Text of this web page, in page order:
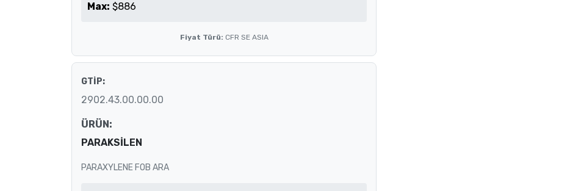
Max: $886
Fiyat Türü: CFR SE ASIA
GTİP:
2902.43.00.00.00
ÜRÜN:
PARAKSİLEN
PARAXYLENE FOB ARA